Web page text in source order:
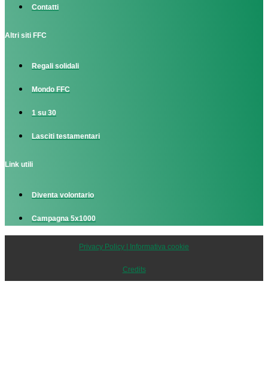
Contatti
Altri siti FFC
Regali solidali
Mondo FFC
1 su 30
Lasciti testamentari
Link utili
Diventa volontario
Campagna 5x1000
Privacy Policy | Informativa cookie
Credits